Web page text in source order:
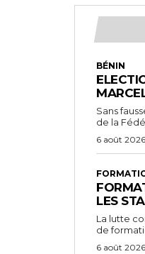
BÉNIN
Sans
de la
6 août 2026
LES
La lutte
de
6 août 2026